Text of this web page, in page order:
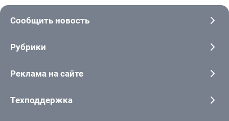
Сообщить новость
Рубрики
Реклама на сайте
Техподдержка